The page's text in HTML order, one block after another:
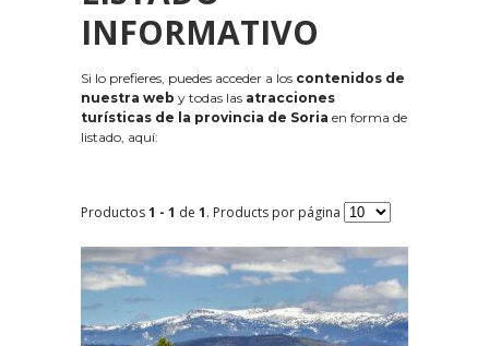
INFORMATIVO
Si lo prefieres, puedes acceder a los contenidos de
nuestra web y todas las atracciones
turísticas de la provincia de Soria en forma de
listado, aquí:
Productos1 - 1 de 1. Products por página